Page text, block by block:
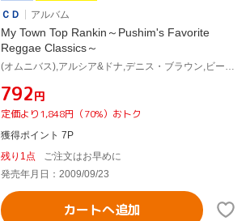
ＣＤ
アルバム
My Town Top Rankin～Pushim's Favorite
Reggae Classics～
¥792円
定価より1,848円（70%）おトク
獲得ポイント 7P
残り1点
ご注文はお早めに
発売年月日：2009/09/23
カートへ追加